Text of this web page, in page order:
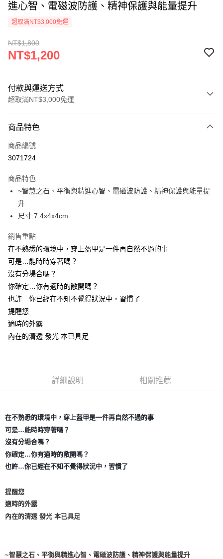
進心智、電磁波防護、精神保護與能量提升
超取滿NT$3,000免運
NT$1,800
NT$1,200
付款與運送方式
超取滿NT$3,000免運
信用卡一次付款
超商取貨付款
Apple Pay
街口支付
ATM付款
全家取貨付款
每筆NT$80，滿NT$3,000(含以上)免運費
7-11取貨付款
郵局幫你送（離島）
付款後門市自取
免運費
商品特色
商品編號
3071724
商品特色
~智慧之石、平衡與精進心智、電磁波防護、精神保護與能量提
升
尺寸:7.4x4x4cm
銷售重點
在不熟悉的環境中，穿上盔甲是一件再自然不過的事
可是…能時時穿著嗎？
沒有分場合嗎？
你確定…你有適時的敞開嗎？
也許…你已經在不知不覺得狀況中，習慣了
提醒您
適時的外露
內在的清透 發光 本已具足
詳細說明 相關推薦
在不熟悉的環境中，穿上盔甲是一件再自然不過的事
可是…能時時穿著嗎？
沒有分場合嗎？
你確定…你有適時的敞開嗎？
也許…你已經在不知不覺得狀況中，習慣了
提醒您
適時的外露
內在的清透 發光 本已具足
~智慧之石、平衡與精進心智、電磁波防護、精神保護與能量提升